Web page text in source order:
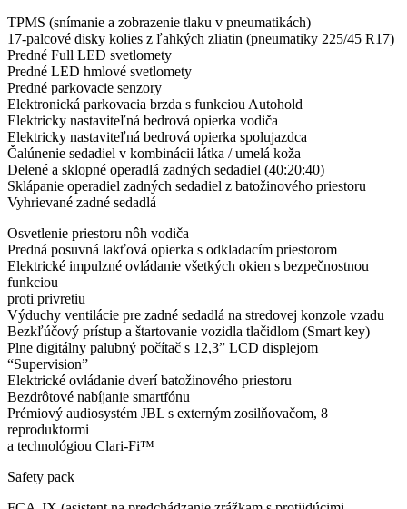
TPMS (snímanie a zobrazenie tlaku v pneumatikách)
17-palcové disky kolies z ľahkých zliatin (pneumatiky 225/45 R17)
Predné Full LED svetlomety
Predné LED hmlové svetlomety
Predné parkovacie senzory
Elektronická parkovacia brzda s funkciou Autohold
Elektricky nastaviteľná bedrová opierka vodiča
Elektricky nastaviteľná bedrová opierka spolujazdca
Čalúnenie sedadiel v kombinácii látka / umelá koža
Delené a sklopné operadlá zadných sedadiel (40:20:40)
Sklápanie operadiel zadných sedadiel z batožinového priestoru
Vyhrievané zadné sedadlá
Osvetlenie priestoru nôh vodiča
Predná posuvná lakťová opierka s odkladacím priestorom
Elektrické impulzné ovládanie všetkých okien s bezpečnostnou
funkciou
proti privretiu
Výduchy ventilácie pre zadné sedadlá na stredovej konzole vzadu
Bezkľúčový prístup a štartovanie vozidla tlačidlom (Smart key)
Plne digitálny palubný počítač s 12,3” LCD displejom
“Supervision”
Elektrické ovládanie dverí batožinového priestoru
Bezdrôtové nabíjanie smartfónu
Prémiový audiosystém JBL s externým zosilňovačom, 8
reproduktormi
a technológiou Clari-Fi™
Safety pack